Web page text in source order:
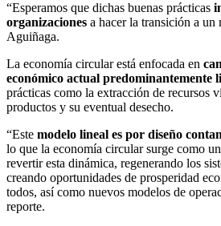
“Esperamos que dichas buenas prácticas
organizaciones a hacer la transición a
Aguiñaga.
La economía circular está enfocada en
económico actual predominantemente
prácticas como la extracción de recursos
productos y su eventual desecho.
“Este modelo lineal es por diseño
lo que la economía circular surge como
revertir esta dinámica, regenerando los
creando oportunidades de prosperidad
todos, así como nuevos modelos de
reporte.